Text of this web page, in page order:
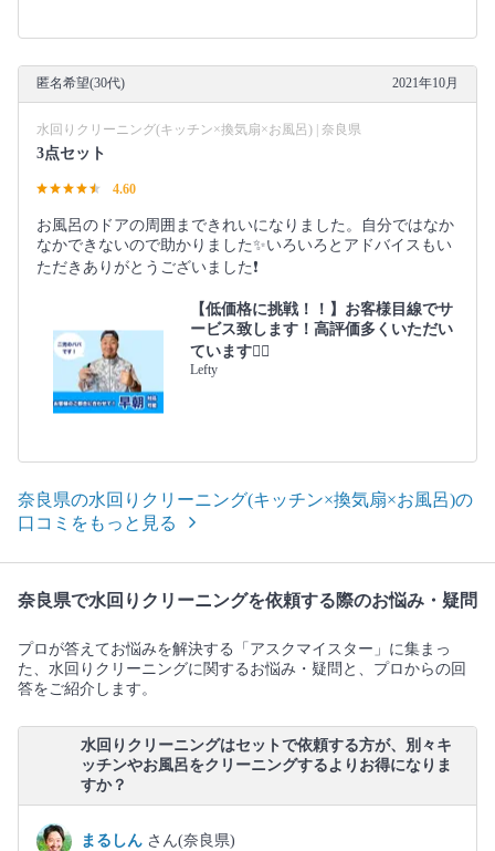
匿名希望(30代) 2021年10月
水回りクリーニング(キッチン×換気扇×お風呂) | 奈良県
3点セット
4.60
お風呂のドアの周囲まできれいになりました。自分ではなか
なかできないので助かりました✨いろいろとアドバイスもい
ただきありがとうございました❗️
【低価格に挑戦！！】お客様目線でサ
ービス致します！高評価多くいただい
ています🙆‍♂️
Lefty
奈良県の水回りクリーニング(キッチン×換気扇×お風呂)の
口コミをもっと見る
奈良県で水回りクリーニングを依頼する際のお悩み・疑問
プロが答えてお悩みを解決する「アスクマイスター」に集まっ
た、水回りクリーニングに関するお悩み・疑問と、プロからの回
答をご紹介します。
水回りクリーニングはセットで依頼する方が、別々キ
ッチンやお風呂をクリーニングするよりお得になりま
すか？
まるしん さん(奈良県)